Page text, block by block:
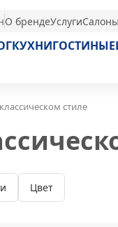
О брендеУслугиСалоны
КУХНИГОСТИНЫЕ
стиле
Цвет